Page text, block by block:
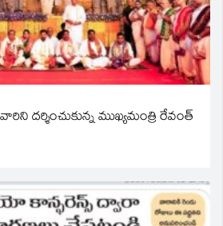
దర్శించుకున్న ముఖ్యమంత్రి రేవంత్